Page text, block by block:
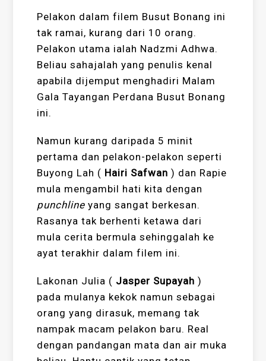
Pelakon dalam filem Busut Bonang ini
tak ramai, kurang dari 10 orang.
Pelakon utama ialah Nadzmi Adhwa.
Beliau sahajalah yang penulis kenal
apabila dijemput menghadiri Malam
Gala Tayangan Perdana Busut Bonang
ini.
Namun kurang daripada 5 minit
pertama dan pelakon-pelakon seperti
Buyong Lah ( Hairi Safwan ) dan Rapie
mula mengambil hati kita dengan
punchline yang sangat berkesan.
Rasanya tak berhenti ketawa dari
mula cerita bermula sehinggalah ke
ayat terakhir dalam filem ini.
Lakonan Julia ( Jasper Supayah )
pada mulanya kekok namun sebagai
orang yang dirasuk, memang tak
nampak macam pelakon baru. Real
dengan pandangan mata dan air muka